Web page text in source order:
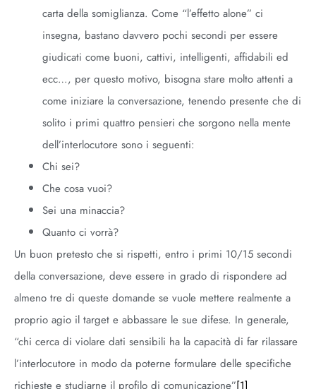
carta della somiglianza. Come “l’effetto alone” ci
insegna, bastano davvero pochi secondi per essere
giudicati come buoni, cattivi, intelligenti, affidabili ed
ecc…, per questo motivo, bisogna stare molto attenti a
come iniziare la conversazione, tenendo presente che di
solito i primi quattro pensieri che sorgono nella mente
dell’interlocutore sono i seguenti:
Chi sei?
Che cosa vuoi?
Sei una minaccia?
Quanto ci vorrà?
Un buon pretesto che si rispetti, entro i primi 10/15 secondi
della conversazione, deve essere in grado di rispondere ad
almeno tre di queste domande se vuole mettere realmente a
proprio agio il target e abbassare le sue difese. In generale,
“chi cerca di violare dati sensibili ha la capacità di far rilassare
l’interlocutore in modo da poterne formulare delle specifiche
richieste e studiarne il profilo di comunicazione”[1]